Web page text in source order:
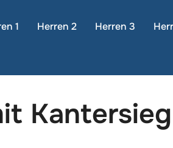
1 Herren 2 Herren 3